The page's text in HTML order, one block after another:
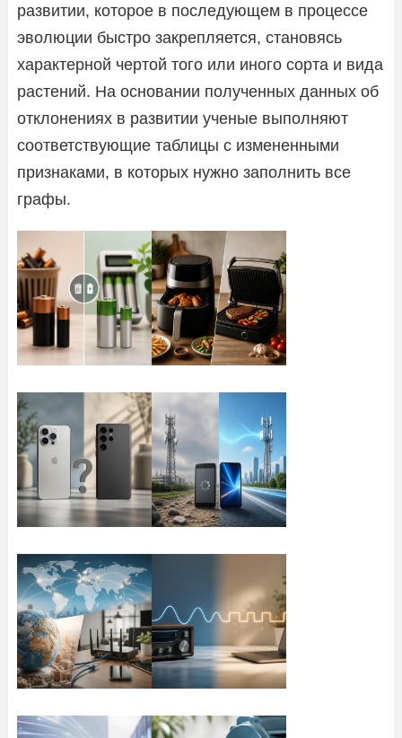
развитии, которое в последующем в процессе
эволюции быстро закрепляется, становясь
характерной чертой того или иного сорта и вида
растений. На основании полученных данных об
отклонениях в развитии ученые выполняют
соответствующие таблицы с измененными
признаками, в которых нужно заполнить все
графы.